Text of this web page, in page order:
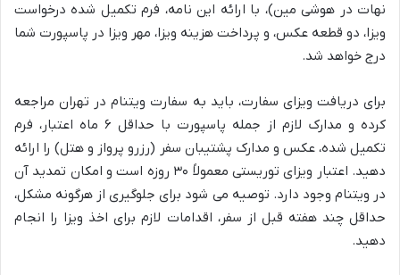
نهات در هوشی مین)، با ارائه این نامه، فرم تکمیل شده درخواست
ویزا، دو قطعه عکس، و پرداخت هزینه ویزا، مهر ویزا در پاسپورت شما
درج خواهد شد.
برای دریافت ویزای سفارت، باید به سفارت ویتنام در تهران مراجعه
کرده و مدارک لازم از جمله پاسپورت با حداقل ۶ ماه اعتبار، فرم
تکمیل شده، عکس و مدارک پشتیبان سفر (رزرو پرواز و هتل) را ارائه
دهید. اعتبار ویزای توریستی معمولاً ۳۰ روزه است و امکان تمدید آن
در ویتنام وجود دارد. توصیه می شود برای جلوگیری از هرگونه مشکل،
حداقل چند هفته قبل از سفر، اقدامات لازم برای اخذ ویزا را انجام
دهید.